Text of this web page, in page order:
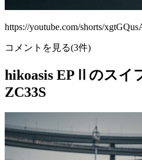
https://youtube.com/shorts/
コメントを見る(3件)
hikoasis EPⅡのスイ
ZC33S